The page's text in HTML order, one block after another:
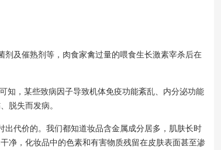
及催熟剂等，肉食家禽过量的喂食生长激素宰杀后在
，某些致病因子导致机体免疫功能紊乱、内分泌功能
脱失而发病。
代价的。我们都知道妆品含金属成分居多，肌肤长时
净，化妆品中的色素和有害物质残留在皮肤表面甚至渗